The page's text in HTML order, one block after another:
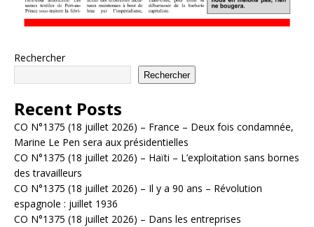
Rechercher
Rechercher
Recent Posts
CO N°1375 (18 juillet 2026) – France – Deux fois condamnée,
Marine Le Pen sera aux présidentielles
CO N°1375 (18 juillet 2026) – Haïti – L’exploitation sans bornes
des travailleurs
CO N°1375 (18 juillet 2026) – Il y a 90 ans – Révolution
espagnole : juillet 1936
CO N°1375 (18 juillet 2026) – Dans les entreprises